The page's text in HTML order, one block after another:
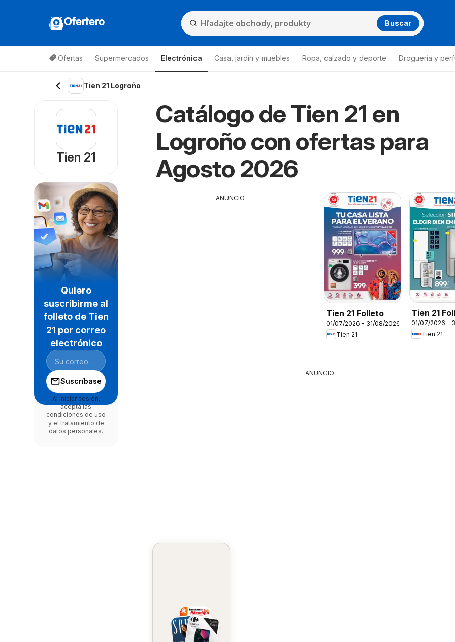
Ofertero Buscar
Ofertas Supermercados Electrónica Casa, jardín y muebles Ropa, calzado y deporte Droguería y
Tien 21 Logroño
Catálogo de Tien 21 en
Logroño con ofertas para
Agosto 2026
ANUNCIO
Tien 21 Folleto
01/07/2026 - 31/08/2026
Tien 21
Tien 21
Siemens
01/07/2026 -
Tien 21
ANUNCIO
Tien 21
Quiero
suscribirme al
folleto de Tien
21 por correo
electrónico
Suscríbase
Al iniciar sesión,
acepta las
condiciones de uso
y el tratamiento de
datos personales.